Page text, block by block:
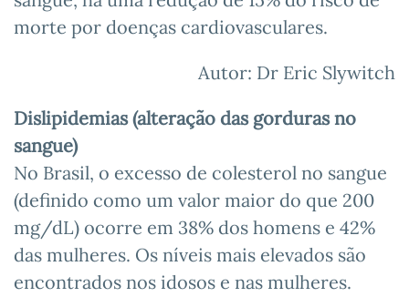
morte por doenças cardiovasculares.
Autor: Dr Eric Slywitch
Dislipidemias (alteração das gorduras no
sangue)
No Brasil, o excesso de colesterol no sangue
(definido como um valor maior do que 200
mg/dL) ocorre em 38% dos homens e 42%
das mulheres. Os níveis mais elevados são
encontrados nos idosos e nas mulheres.